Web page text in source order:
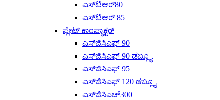
ಎಸ್‌ಟಿಆರ್80
ಎಸ್‌ಟಿಆರ್ 85
ಪ್ಲೇಟ್ ಕಾಂಪ್ಯಾಕ್ಟರ್
ಎಸ್‌ಜಿಸಿಎಫ್ 90
ಎಸ್‌ಜಿಸಿಎಫ್ 90 ಡಬ್ಲ್ಯೂ
ಎಸ್‌ಜಿಸಿಎಫ್ 95
ಎಸ್‌ಜಿಸಿಎಫ್ 120 ಡಬ್ಲ್ಯೂ
ಎಸ್‌ಜಿಸಿಎಚ್300